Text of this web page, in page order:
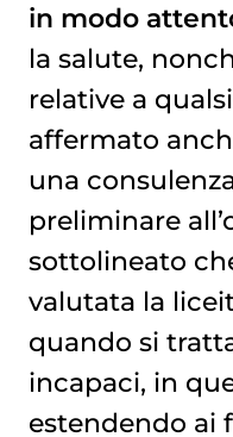
in modo
la salute,
relative a
affermato
una
preliminare
sottolineato
valutata la
quando si
incapaci, in
estendendo ai